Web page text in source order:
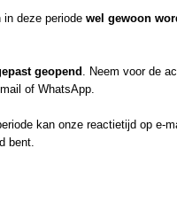
rand: Ja
per pak
in deze periode wel gewoon
geopend . Neem voor de
of WhatsApp.
kan onze reactietijd op e-
bent.